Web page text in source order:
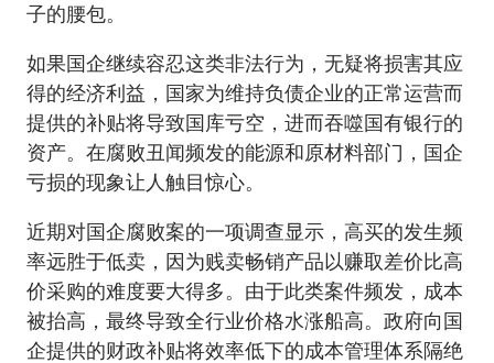
子的腰包。
如果国企继续容忍这类非法行为，无疑将损害其应
得的经济利益，国家为维持负债企业的正常运营而
提供的补贴将导致国库亏空，进而吞噬国有银行的
资产。在腐败丑闻频发的能源和原材料部门，国企
亏损的现象让人触目惊心。
近期对国企腐败案的一项调查显示，高买的发生频
率远胜于低卖，因为贱卖畅销产品以赚取差价比高
价采购的难度要大得多。由于此类案件频发，成本
被抬高，最终导致全行业价格水涨船高。政府向国
企提供的财政补贴将效率低下的成本管理体系隔绝